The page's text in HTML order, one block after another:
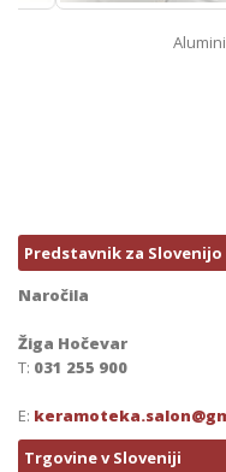
Aluminium
Predstavnik za Slovenijo
Naročila
Žiga Hočevar
T: 031 255 900
E:
Trgovine v Sloveniji